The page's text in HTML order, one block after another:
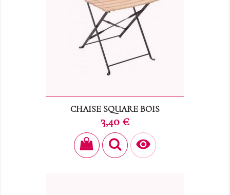
CHAISE SQUARE BOIS
Prix
3,40 €
